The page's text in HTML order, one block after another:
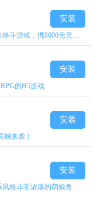
《代号斩》是一款正版授权动作热血格斗游戏，携8000元充值壕礼福利来袭！
安装
的H5游戏
安装
撼来袭！
安装
《萌神战姬（买断版）》是一款日系风格非常浓厚的萌娘角色扮演策略卡牌手游
安装